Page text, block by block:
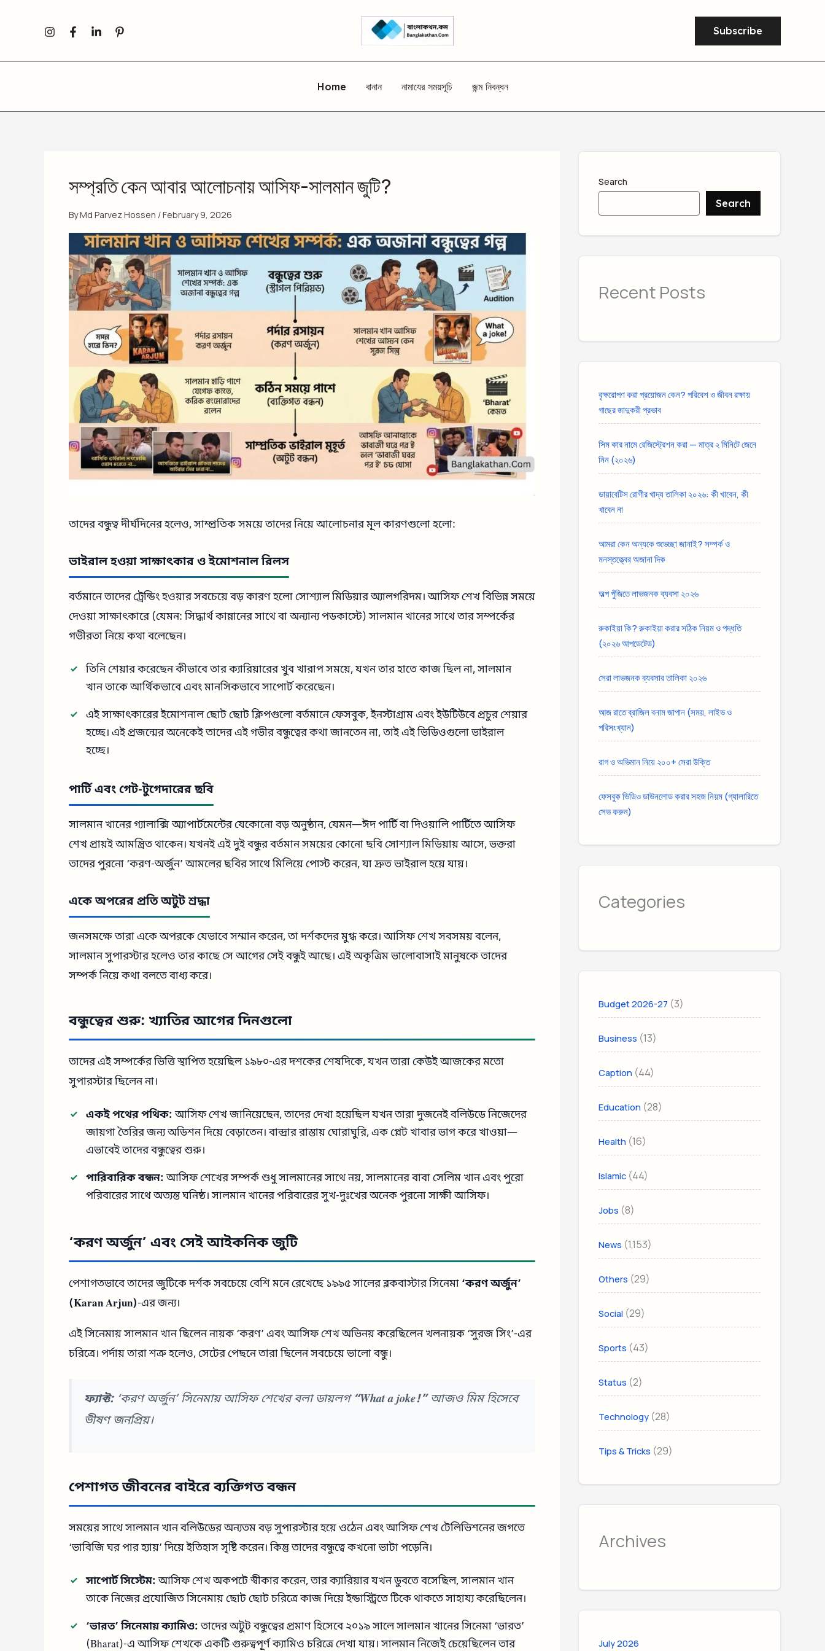
Subscribe
Home বানান নামাযের সময়সূচি জন্ম নিবন্ধন
সম্প্রতি কেন আবার আলোচনায় আসিফ-সালমান জুটি?
ByMd Parvez Hossen /February 9, 2026
তাদের বন্ধুত্ব দীর্ঘদিনের হলেও, সাম্প্রতিক সময়ে তাদের নিয়ে আলোচনার মূল কারণগুলো হলো:
ভাইরাল হওয়া সাক্ষাৎকার ও ইমোশনাল রিলস
বর্তমানে তাদের ট্রেন্ডিং হওয়ার সবচেয়ে বড় কারণ হলো সোশ্যাল মিডিয়ার অ্যালগরিদম। আসিফ শেখ বিভিন্ন সময়ে
দেওয়া সাক্ষাৎকারে (যেমন: সিদ্ধার্থ কান্নানের সাথে বা অন্যান্য পডকাস্টে) সালমান খানের সাথে তার সম্পর্কের
গভীরতা নিয়ে কথা বলেছেন।
তিনি শেয়ার করেছেন কীভাবে তার ক্যারিয়ারের খুব খারাপ সময়ে, যখন তার হাতে কাজ ছিল না, সালমান
খান তাকে আর্থিকভাবে এবং মানসিকভাবে সাপোর্ট করেছেন।
এই সাক্ষাৎকারের ইমোশনাল ছোট ছোট ক্লিপগুলো বর্তমানে ফেসবুক, ইনস্টাগ্রাম এবং ইউটিউবে প্রচুর শেয়ার
হচ্ছে। এই প্রজন্মের অনেকেই তাদের এই গভীর বন্ধুত্বের কথা জানতেন না, তাই এই ভিডিওগুলো ভাইরাল
হচ্ছে।
পার্টি এবং গেট-টুগেদারের ছবি
সালমান খানের গ্যালাক্সি অ্যাপার্টমেন্টের যেকোনো বড় অনুষ্ঠান, যেমন—ঈদ পার্টি বা দিওয়ালি পার্টিতে আসিফ
শেখ প্রায়ই আমন্ত্রিত থাকেন। যখনই এই দুই বন্ধুর বর্তমান সময়ের কোনো ছবি সোশ্যাল মিডিয়ায় আসে, ভক্তরা
তাদের পুরনো ‘করণ-অর্জুন’ আমলের ছবির সাথে মিলিয়ে পোস্ট করেন, যা দ্রুত ভাইরাল হয়ে যায়।
একে অপরের প্রতি অটুট শ্রদ্ধা
জনসমক্ষে তারা একে অপরকে যেভাবে সম্মান করেন, তা দর্শকদের মুগ্ধ করে। আসিফ শেখ সবসময় বলেন,
সালমান সুপারস্টার হলেও তার কাছে সে আগের সেই বন্ধুই আছে। এই অকৃত্রিম ভালোবাসাই মানুষকে তাদের
সম্পর্ক নিয়ে কথা বলতে বাধ্য করে।
বন্ধুত্বের শুরু: খ্যাতির আগের দিনগুলো
তাদের এই সম্পর্কের ভিত্তি স্থাপিত হয়েছিল ১৯৮০-এর দশকের শেষদিকে, যখন তারা কেউই আজকের মতো
সুপারস্টার ছিলেন না।
একই পথের পথিক:আসিফ শেখ জানিয়েছেন, তাদের দেখা হয়েছিল যখন তারা দুজনেই বলিউডে নিজেদের
জায়গা তৈরির জন্য অডিশন দিয়ে বেড়াতেন। বান্দ্রার রাস্তায় ঘোরাঘুরি, এক প্লেট খাবার ভাগ করে খাওয়া—
এভাবেই তাদের বন্ধুত্বের শুরু।
পারিবারিক বন্ধন:আসিফ শেখের সম্পর্ক শুধু সালমানের সাথে নয়, সালমানের বাবা সেলিম খান এবং পুরো
পরিবারের সাথে অত্যন্ত ঘনিষ্ঠ। সালমান খানের পরিবারের সুখ-দুঃখের অনেক পুরনো সাক্ষী আসিফ।
‘করণ অর্জুন’ এবং সেই আইকনিক জুটি
পেশাগতভাবে তাদের জুটিকে দর্শক সবচেয়ে বেশি মনে রেখেছে ১৯৯৫ সালের ব্লকবাস্টার সিনেমা ‘করণ অর্জুন’
(Karan Arjun)-এর জন্য।
এই সিনেমায় সালমান খান ছিলেন নায়ক ‘করণ’ এবং আসিফ শেখ অভিনয় করেছিলেন খলনায়ক ‘সুরজ সিং’-এর
চরিত্রে। পর্দায় তারা শত্রু হলেও, সেটের পেছনে তারা ছিলেন সবচেয়ে ভালো বন্ধু।
ফ্যাক্ট:‘করণ অর্জুন’ সিনেমায় আসিফ শেখের বলা ডায়লগ “What a joke!”আজও মিম হিসেবে
ভীষণ জনপ্রিয়।
পেশাগত জীবনের বাইরে ব্যক্তিগত বন্ধন
সময়ের সাথে সালমান খান বলিউডের অন্যতম বড় সুপারস্টার হয়ে ওঠেন এবং আসিফ শেখ টেলিভিশনের জগতে
‘ভাবিজি ঘর পার হ্যায়’ দিয়ে ইতিহাস সৃষ্টি করেন। কিন্তু তাদের বন্ধুত্বে কখনো ভাটা পড়েনি।
সাপোর্ট সিস্টেম:আসিফ শেখ অকপটে স্বীকার করেন, তার ক্যারিয়ার যখন ডুবতে বসেছিল, সালমান খান
তাকে নিজের প্রযোজিত সিনেমায় ছোট ছোট চরিত্রে কাজ দিয়ে ইন্ডাস্ট্রিতে টিকে থাকতে সাহায্য করেছিলেন।
‘ভারত’ সিনেমায় ক্যামিও:তাদের অটুট বন্ধুত্বের প্রমাণ হিসেবে ২০১৯ সালে সালমান খানের সিনেমা ‘ভারত’
(Bharat)-এ আসিফ শেখকে একটি গুরুত্বপূর্ণ ক্যামিও চরিত্রে দেখা যায়। সালমান নিজেই চেয়েছিলেন তার
Search
Search
Recent Posts
বৃক্ষরোপণ করা প্রয়োজন কেন? পরিবেশ ও জীবন রক্ষায়
গাছের জাদুকরী প্রভাব
সিম কার নামে রেজিস্ট্রেশন করা — মাত্র ২ মিনিটে জেনে
নিন (২০২৬)
ডায়াবেটিস রোগীর খাদ্য তালিকা ২০২৬: কী খাবেন, কী
খাবেন না
আমরা কেন অন্যকে শুভেচ্ছা জানাই? সম্পর্ক ও
মনস্তত্ত্বের অজানা দিক
অল্প পুঁজিতে লাভজনক ব্যবসা ২০২৬
রুকাইয়া কি? রুকাইয়া করার সঠিক নিয়ম ও পদ্ধতি
(২০২৬ আপডেটেড)
সেরা লাভজনক ব্যবসার তালিকা ২০২৬
আজ রাতে ব্রাজিল বনাম জাপান (সময়, লাইভ ও
পরিসংখ্যান)
রাগ ও অভিমান নিয়ে ২০০+ সেরা উক্তি
ফেসবুক ভিডিও ডাউনলোড করার সহজ নিয়ম (গ্যালারিতে
সেভ করুন)
Categories
Budget 2026-27 (3)
Business (13)
Caption (44)
Education (28)
Health (16)
Islamic (44)
Jobs (8)
News (1,153)
Others (29)
Social (29)
Sports (43)
Status (2)
Technology (28)
Tips & Tricks (29)
Archives
July 2026